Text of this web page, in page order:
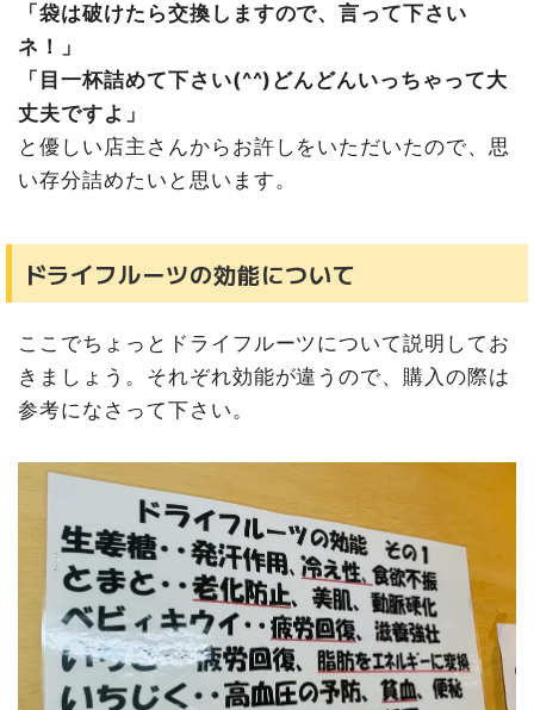
「袋は破けたら交換しますので、言って下さい
ネ！」
「目一杯詰めて下さい(^^)どんどんいっちゃって大
丈夫ですよ」
と優しい店主さんからお許しをいただいたので、思
い存分詰めたいと思います。
ドライフルーツの効能について
ここでちょっとドライフルーツについて説明してお
きましょう。それぞれ効能が違うので、購入の際は
参考になさって下さい。